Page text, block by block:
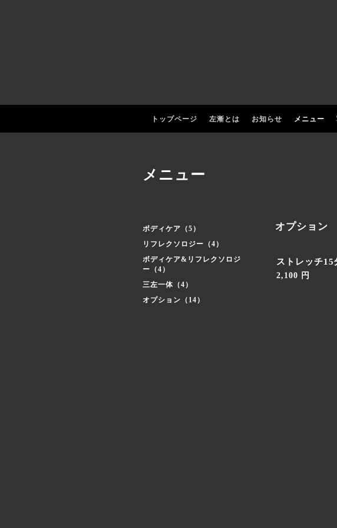
トップページ 左漸とは お知らせ メニュー
ボディケア（5）
リフレクソロジー（4）
ボディケア&リフレクソロジ
ー（4）
三左一体（4）
オプション（14）
メニュー
オプション
ストレッチ15
2,100 円